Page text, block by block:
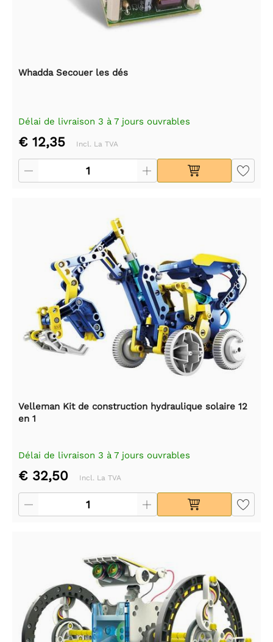
Whadda Secouer les dés
Délai de livraison 3 à 7 jours ouvrables
€ 12,35 Incl. La TVA
Velleman Kit de construction hydraulique solaire 12
en 1
Délai de livraison 3 à 7 jours ouvrables
€ 32,50 Incl. La TVA